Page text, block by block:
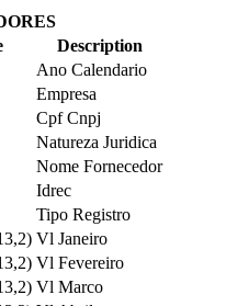
Description
Ano Calendario
Empresa
Cpf Cnpj
Natureza Juridica
Nome Fornecedor
Idrec
Tipo Registro
Vl Janeiro
Vl Fevereiro
Vl Marco